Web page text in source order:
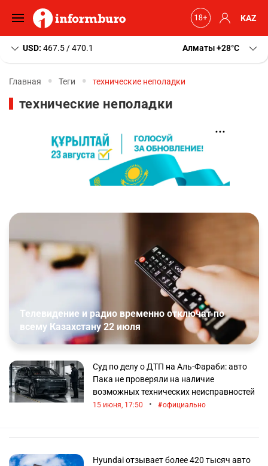
KAZ
USD: 467.5 / 470.1 Алматы+28 C
Главная Теги технические неполадки
технические неполадки
Телевидение и радио временно отключат по
всему Казахстану 22 июля
Суд по делу о ДТП на Аль-Фараби: авто
Пака не проверяли на наличие
возможных технических неисправностей
15 июня, 17:50 • официально
Hyundai отзывает более 420 тысяч авто